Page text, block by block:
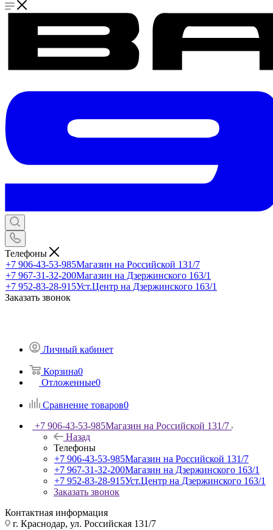
Телефоны
+7 906-43-53-985Магазин на Российской 131/7
+7 967-31-32-200Магазин на Дзержинского 163/1
+7 952-83-28-915Уст.Центр на Дзержинского 163/1
Заказать звонок
Личный кабинет
Корзина0
Отложенные0
Сравнение товаров0
+7 906-43-53-985Магазин на Российской 131/7
Назад
Телефоны
+7 906-43-53-985Магазин на Российской 131/7
+7 967-31-32-200Магазин на Дзержинского 163/1
+7 952-83-28-915Уст.Центр на Дзержинского 163/1
Заказать звонок
Контактная информация
г. Краснодар, ул. Российская 131/7